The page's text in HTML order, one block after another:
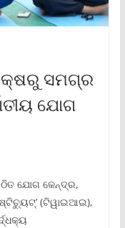
ସମଗ୍ର
ଯୋଗ
ଯୋଗ କେନ୍ଦ୍ର,
(ଟିୱାଇଆଇ),